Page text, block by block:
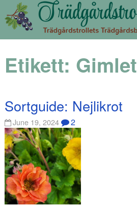
Etikett: Gimlet
Sortguide: Nejlikrot
June 19, 2024 2